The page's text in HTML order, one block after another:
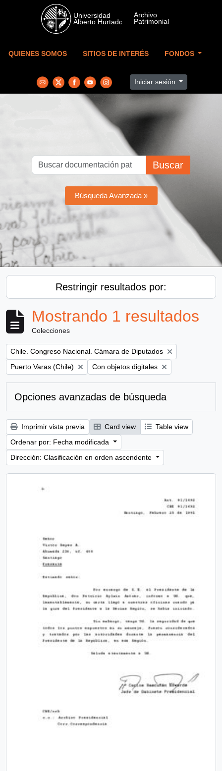
Skip to main content
QUIENES SOMOS SITIOS DE INTERÉS FONDOS
Iniciar sesión
Buscar
Búsqueda Avanzada »
Restringir resultados por:
Mostrando 1 resultados
Colecciones
Remove filter:
Chile. Congreso Nacional. Cámara de Diputados
Remove filter:
Puerto Varas (Chile) Remove filter:
Con objetos digitales
Opciones avanzadas de búsqueda
Imprimir vista previa Card view
Table view
Ordenar por: Fecha modificada
Dirección: Clasificación en orden ascendente